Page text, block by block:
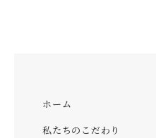
ホーム
私たちのこだわり